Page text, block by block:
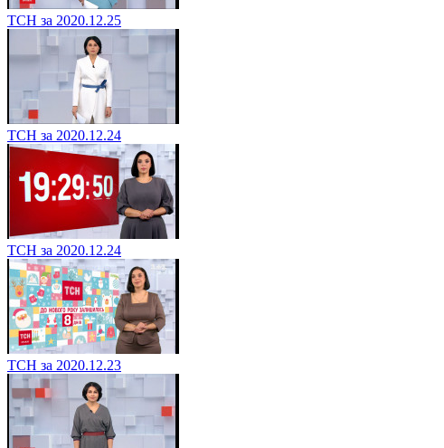
ТСН за 2020.12.25
ТСН за 2020.12.24
ТСН за 2020.12.24
ТСН за 2020.12.23